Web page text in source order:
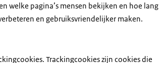
welke pagina’s mensen bekijken en hoe lang
en gebruiksvriendelijker maken.
Trackingcookies zijn cookies die